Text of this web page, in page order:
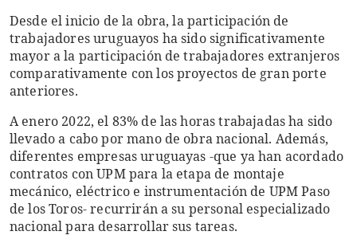
Desde el inicio de la obra, la participación de
trabajadores uruguayos ha sido significativamente
mayor a la participación de trabajadores extranjeros
comparativamente con los proyectos de gran porte
anteriores.
A enero 2022, el 83% de las horas trabajadas ha sido
llevado a cabo por mano de obra nacional. Además,
diferentes empresas uruguayas -que ya han acordado
contratos con UPM para la etapa de montaje
mecánico, eléctrico e instrumentación de UPM Paso
de los Toros- recurrirán a su personal especializado
nacional para desarrollar sus tareas.